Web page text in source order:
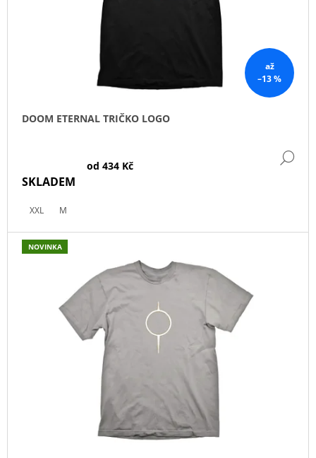
až
–13 %
DOOM ETERNAL TRIČKO LOGO
od434 Kč
SKLADEM
XXL M
NOVINKA